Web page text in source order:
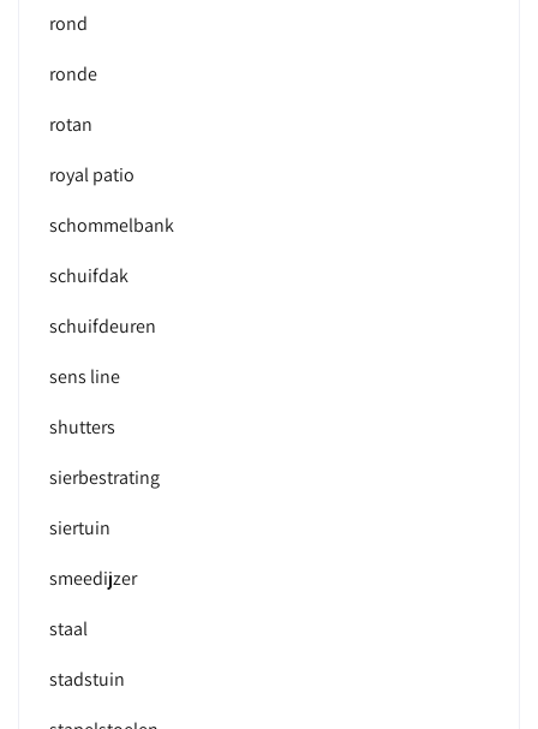
rond
ronde
rotan
royal patio
schommelbank
schuifdak
schuifdeuren
sens line
shutters
sierbestrating
siertuin
smeedijzer
staal
stadstuin